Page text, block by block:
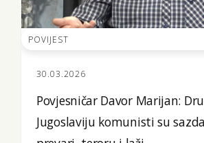
POVIJEST
30.03.2026
Povjesničar Davor Marijan:
Jugoslaviju komunisti su